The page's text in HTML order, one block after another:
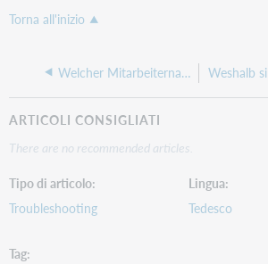
Torna all'inizio
Welcher Mitarbeitername wird auf einem Beleg ausgegeben?
ARTICOLI CONSIGLIATI
There are no recommended articles.
Tipo di articolo
Troubleshooting
Lingua
Tedesco
Tag